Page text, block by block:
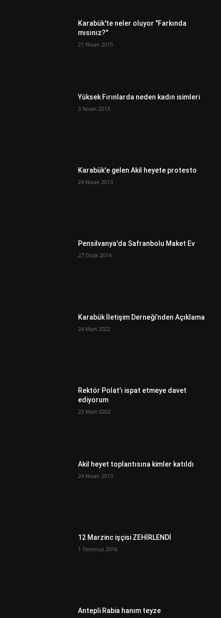
Karabük'te neler oluyor "Farkında
mısınız?"
21 Nisan 2015
Yüksek Fırınlarda neden kadın isimleri
3 Nisan 2013
Karabük'e gelen Akil heyete protesto
24 Nisan 2013
Pensilvanya'da Safranbolu Maket Ev
27 Ocak 2014
Karabük İletişim Derneği’nden Açıklama
24 Mart 2022
Rektör Polat’ı ispat etmeye davet
ediyorum
23 Mart 0202
Akil heyet toplantısına kimler katıldı
24 Nisan 2013
12 Marzinc işçisi ZEHİRLENDİ
1 Temmuz 2016
Antepli Rabia hanım teyze